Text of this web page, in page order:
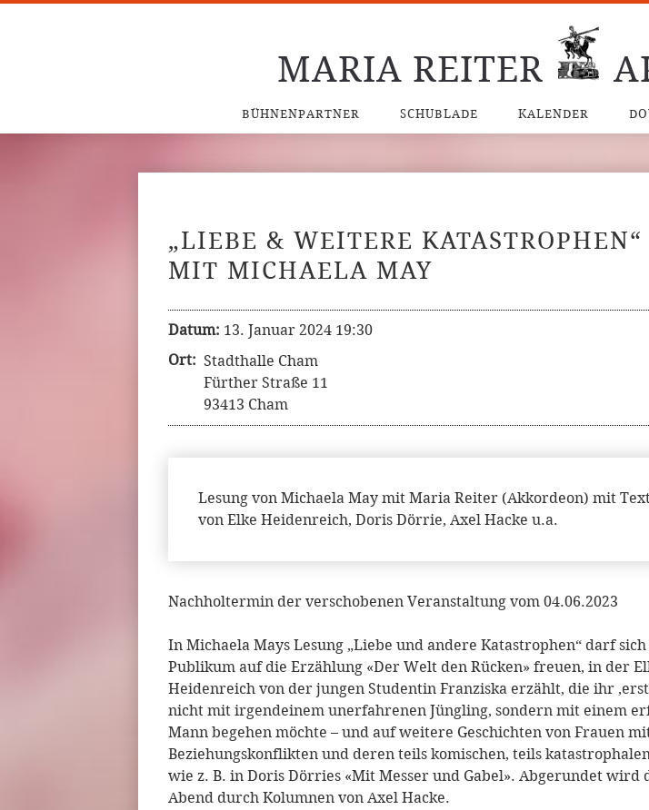
MARIA REITER
BÜHNENPARTNER SCHUBLADE KALENDER
„LIEBE & WEITERE KATASTROPHEN“
MIT MICHAELA MAY
Datum: 13. Januar 2024 19:30
Ort: Stadthalle Cham
Fürther Straße 11
93413 Cham
Lesung von Michaela May mit Maria Reiter (Akkordeon) mit
von Elke Heidenreich, Doris Dörrie, Axel Hacke u.a.
Nachholtermin der verschobenen Veranstaltung vom 04.06.2023
In Michaela Mays Lesung „Liebe und andere Katastrophen“ darf sich
Publikum auf die Erzählung «Der Welt den Rücken» freuen, in der
Heidenreich von der jungen Studentin Franziska erzählt, die ihr
nicht mit irgendeinem unerfahrenen Jüngling, sondern mit einem
Mann begehen möchte – und auf weitere Geschichten von Frauen
Beziehungskonflikten und deren teils komischen, teils
wie z. B. in Doris Dörries «Mit Messer und Gabel». Abgerundet wird
Abend durch Kolumnen von Axel Hacke.